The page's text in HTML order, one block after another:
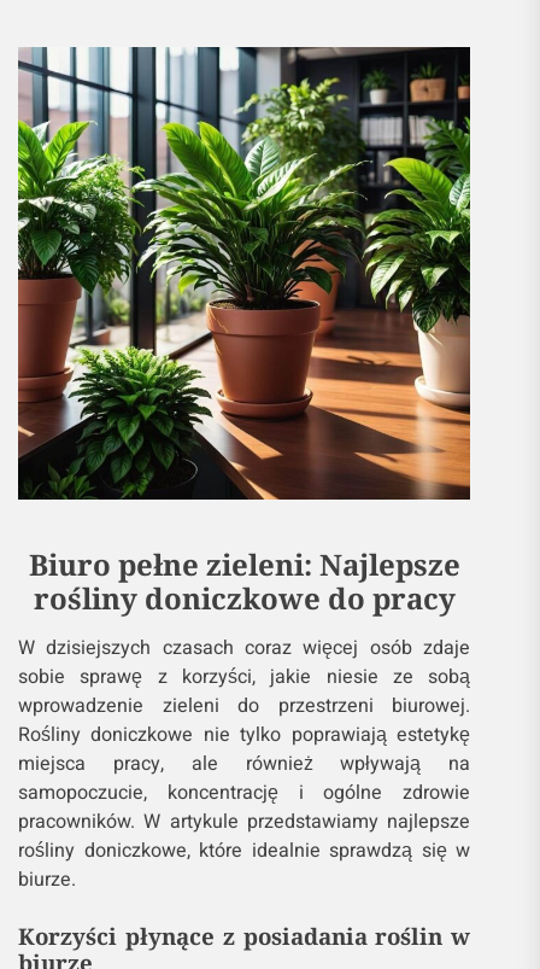
Biuro pełne zieleni: Najlepsze
rośliny doniczkowe do pracy
W dzisiejszych czasach coraz więcej osób zdaje
sobie sprawę z korzyści, jakie niesie ze sobą
wprowadzenie zieleni do przestrzeni biurowej.
Rośliny doniczkowe nie tylko poprawiają estetykę
miejsca pracy, ale również wpływają na
samopoczucie, koncentrację i ogólne zdrowie
pracowników. W artykule przedstawiamy najlepsze
rośliny doniczkowe, które idealnie sprawdzą się w
biurze.
Korzyści płynące z posiadania roślin w
biurze